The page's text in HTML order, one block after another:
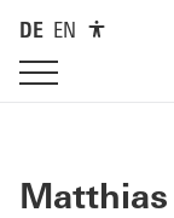
DE EN
Matthias